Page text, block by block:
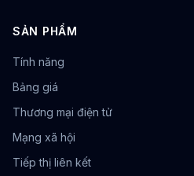
SẢN PHẨM
Tính năng
Bảng giá
Thương mại điện tử
Mạng xã hội
Tiếp thị liên kết